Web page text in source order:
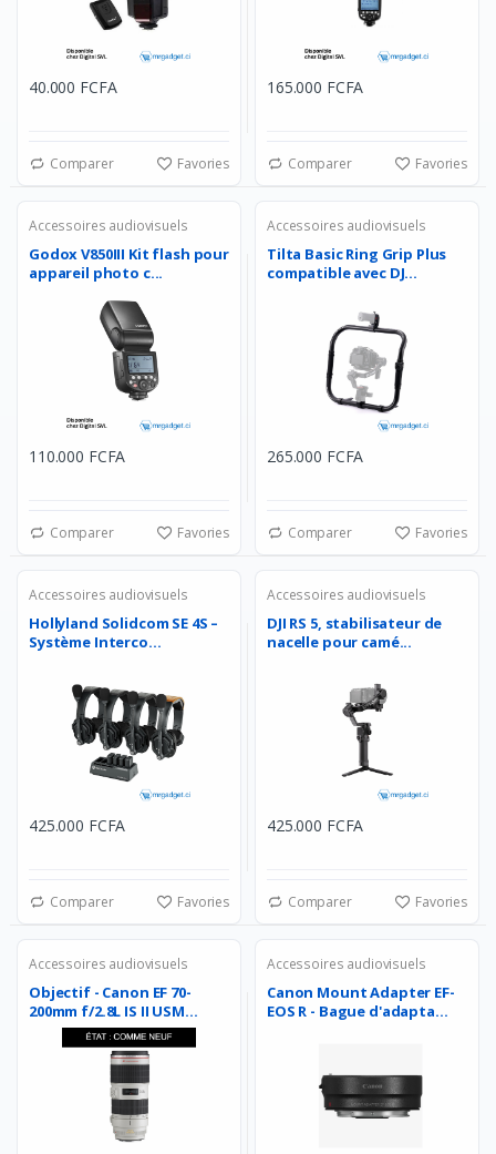
40.000 FCFA
Comparer Favories
165.000 FCFA
Comparer Favories
Accessoires audiovisuels
Godox V850III Kit flash pour
appareil photo c...
110.000 FCFA
Comparer Favories
Accessoires audiovisuels
Tilta Basic Ring Grip Plus
compatible avec DJ...
265.000 FCFA
Comparer Favories
Accessoires audiovisuels
Hollyland Solidcom SE 4S –
Système Interco...
425.000 FCFA
Comparer Favories
Accessoires audiovisuels
DJI RS 5, stabilisateur de
nacelle pour camé...
425.000 FCFA
Comparer Favories
Accessoires audiovisuels
Objectif - Canon EF 70-
200mm f/2.8L IS II USM...
Accessoires audiovisuels
Canon Mount Adapter EF-
EOS R - Bague d'adapta...